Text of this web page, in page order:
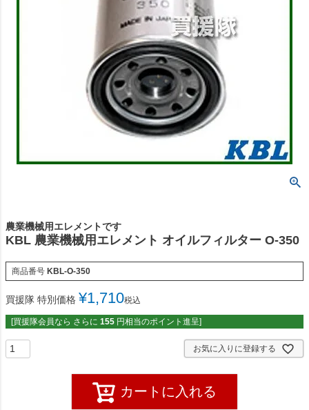
農業機械用エレメントです
KBL 農業機械用エレメント オイルフィルター O-350
商品番号 KBL-O-350
買援隊 特別価格 ¥1,710税込
[買援隊会員なら さらに 155 円相当のポイント進呈]
お気に入りに登録する
カートに入れる